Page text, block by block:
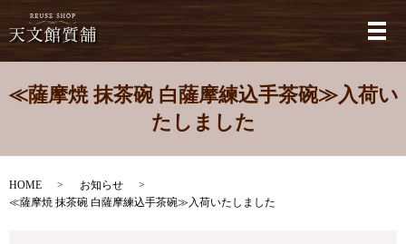
メ
≪薩摩焼 抹茶碗 白薩摩練込手茶碗≫入荷い
たしました
HOME
お知らせ
≪薩摩焼 抹茶碗 白薩摩練込手茶碗≫入荷いたしました